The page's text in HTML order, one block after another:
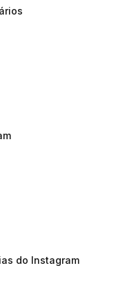
do Instagram